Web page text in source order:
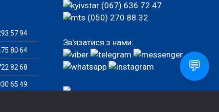
57 94
80 64
82 68
65 49
(067) 636 72 47
(050) 270 88 32
Зв'язатися з нами:
💬